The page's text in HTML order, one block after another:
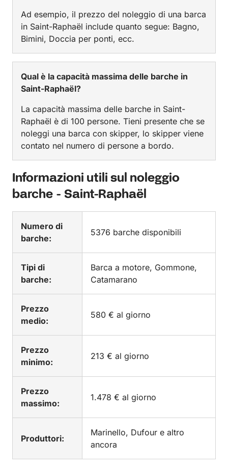
Ad esempio, il prezzo del noleggio di una barca
in Saint-Raphaël include quanto segue: Bagno,
Bimini, Doccia per ponti, ecc.
Qual è la capacità massima delle barche in
Saint-Raphaël?
La capacità massima delle barche in Saint-
Raphaël è di 100 persone. Tieni presente che se
noleggi una barca con skipper, lo skipper viene
contato nel numero di persone a bordo.
Informazioni utili sul noleggio
barche - Saint-Raphaël
Numero di
barche:
5376 barche disponibili
Tipi di
barche:
Barca a motore, Gommone,
Catamarano
Prezzo
medio:
580 € al giorno
Prezzo
minimo:
213 € al giorno
Prezzo
massimo:
1.478 € al giorno
Produttori:
Marinello, Dufour e altro
ancora